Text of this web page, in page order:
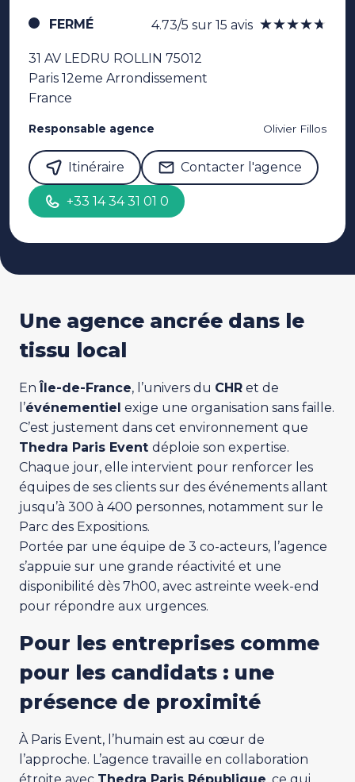
FERMÉ 4.73/5 sur 15 avis ★★★★★
★★★★★
31 AV LEDRU ROLLIN 75012
Paris 12eme Arrondissement
France
Responsable agence Olivier Fillos
Itinéraire Contacter l'agence
+33 14 34 31 01 0
Une agence ancrée dans le
tissu local
EnÎle-de-France, l’univers du CHR et de
l’événementiel exige une organisation sans faille.
C’est justement dans cet environnement que
Thedra Paris Event déploie son expertise.
Chaque jour, elle intervient pour renforcer les
équipes de ses clients sur des événements allant
jusqu’à 300 à 400 personnes, notamment sur le
Parc des Expositions.
Portée par une équipe de 3 co-acteurs, l’agence
s’appuie sur une grande réactivité et une
disponibilité dès 7h00, avec astreinte week-end
pour répondre aux urgences.
Pour les entreprises comme
pour les candidats : une
présence de proximité
À Paris Event, l’humain est au cœur de
l’approche. L’agence travaille en collaboration